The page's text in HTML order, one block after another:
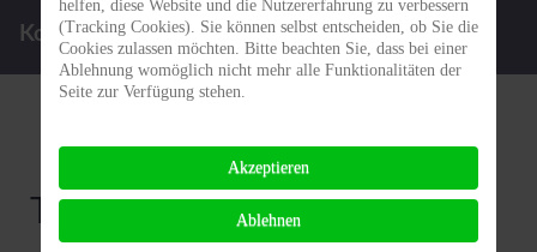
Kontakt
Termine
helfen, diese Website und die Nutzererfahrung zu verbessern
(Tracking Cookies). Sie können selbst entscheiden, ob Sie die
Cookies zulassen möchten. Bitte beachten Sie, dass bei einer
Ablehnung womöglich nicht mehr alle Funktionalitäten der
Seite zur Verfügung stehen.
Akzeptieren
Ablehnen